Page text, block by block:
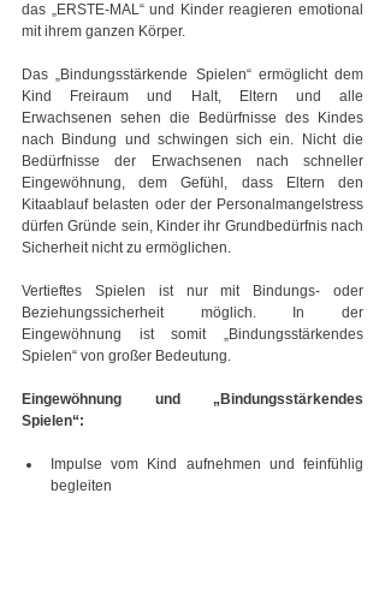
das „ERSTE-MAL“ und Kinder reagieren emotional
mit ihrem ganzen Körper.
Das „Bindungsstärkende Spielen“ ermöglicht dem
Kind Freiraum und Halt, Eltern und alle
Erwachsenen sehen die Bedürfnisse des Kindes
nach Bindung und schwingen sich ein. Nicht die
Bedürfnisse der Erwachsenen nach schneller
Eingewöhnung, dem Gefühl, dass Eltern den
Kitaablauf belasten oder der Personalmangelstress
dürfen Gründe sein, Kinder ihr Grundbedürfnis nach
Sicherheit nicht zu ermöglichen.
Vertieftes Spielen ist nur mit Bindungs- oder
Beziehungssicherheit möglich. In der
Eingewöhnung ist somit „Bindungsstärkendes
Spielen“ von großer Bedeutung.
Eingewöhnung und „Bindungsstärkendes
Spielen“:
Impulse vom Kind aufnehmen und feinfühlig
begleiten